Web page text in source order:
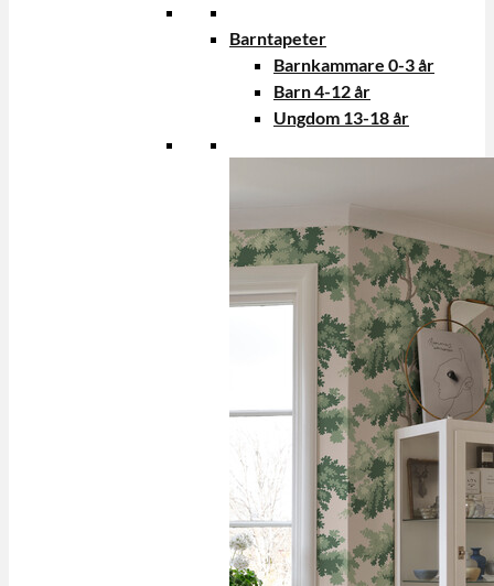
Barntapeter
Barnkammare 0-3 år
Barn 4-12 år
Ungdom 13-18 år